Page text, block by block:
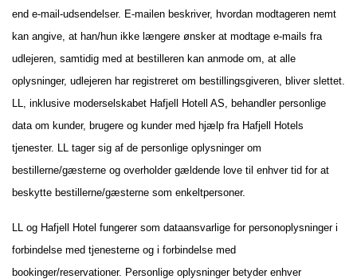
end e-mail-udsendelser. E-mailen beskriver, hvordan modtageren nemt
kan angive, at han/hun ikke længere ønsker at modtage e-mails fra
udlejeren, samtidig med at bestilleren kan anmode om, at alle
oplysninger, udlejeren har registreret om bestillingsgiveren, bliver slettet.
LL, inklusive moderselskabet Hafjell Hotell AS, behandler personlige
data om kunder, brugere og kunder med hjælp fra Hafjell Hotels
tjenester. LL tager sig af de personlige oplysninger om
bestillerne/gæsterne og overholder gældende love til enhver tid for at
beskytte bestillerne/gæsterne som enkeltpersoner.
LL og Hafjell Hotel fungerer som dataansvarlige for personoplysninger i
forbindelse med tjenesterne og i forbindelse med
bookinger/reservationer. Personlige oplysninger betyder enhver